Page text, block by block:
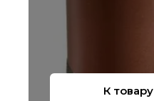
К товару